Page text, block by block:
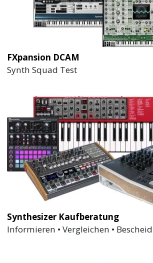
FXpansion DCAM
Synth Squad Test
Synthesizer Kaufberatung
Informieren • Vergleichen •